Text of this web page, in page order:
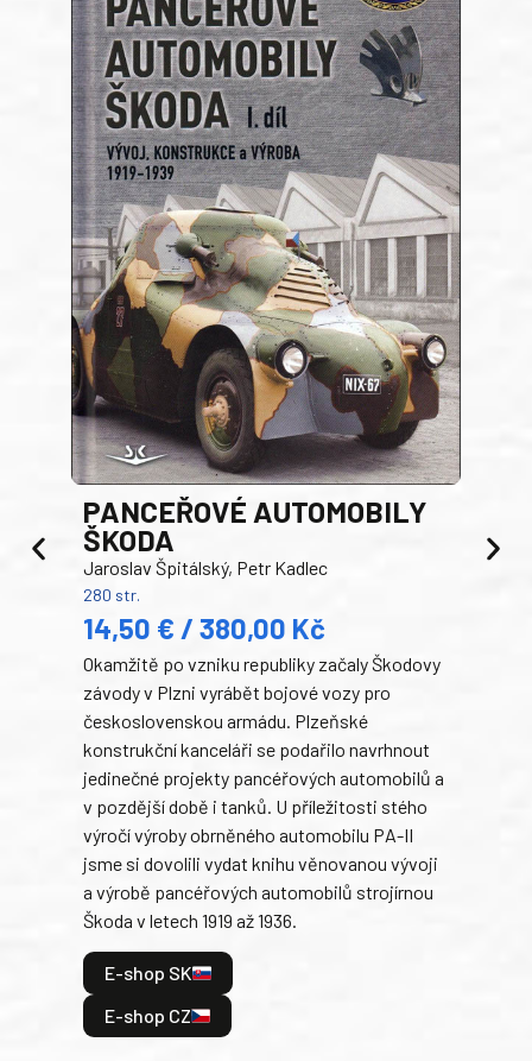
PANCEŘOVÉ AUTOMOBILY
ŠKODA
Jaroslav Špitálský, Petr Kadlec
280 str.
14,50 € / 380,00 Kč
Okamžitě po vzniku republiky začaly Škodovy
závody v Plzni vyrábět bojové vozy pro
československou armádu. Plzeňské
konstrukční kanceláři se podařilo navrhnout
jedinečné projekty pancéřových automobilů a
v pozdější době i tanků. U příležitosti stého
výročí výroby obrněného automobilu PA-II
jsme si dovolili vydat knihu věnovanou vývoji
a výrobě pancéřových automobilů strojírnou
Škoda v letech 1919 až 1936.
E-shop SK
E-shop CZ